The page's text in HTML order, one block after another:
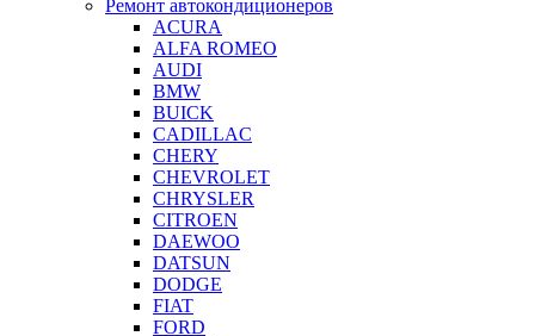
Ремонт автокондиционеров
ACURA
ALFA ROMEO
AUDI
BMW
BUICK
CADILLAC
CHERY
CHEVROLET
CHRYSLER
CITROEN
DAEWOO
DATSUN
DODGE
FIAT
FORD